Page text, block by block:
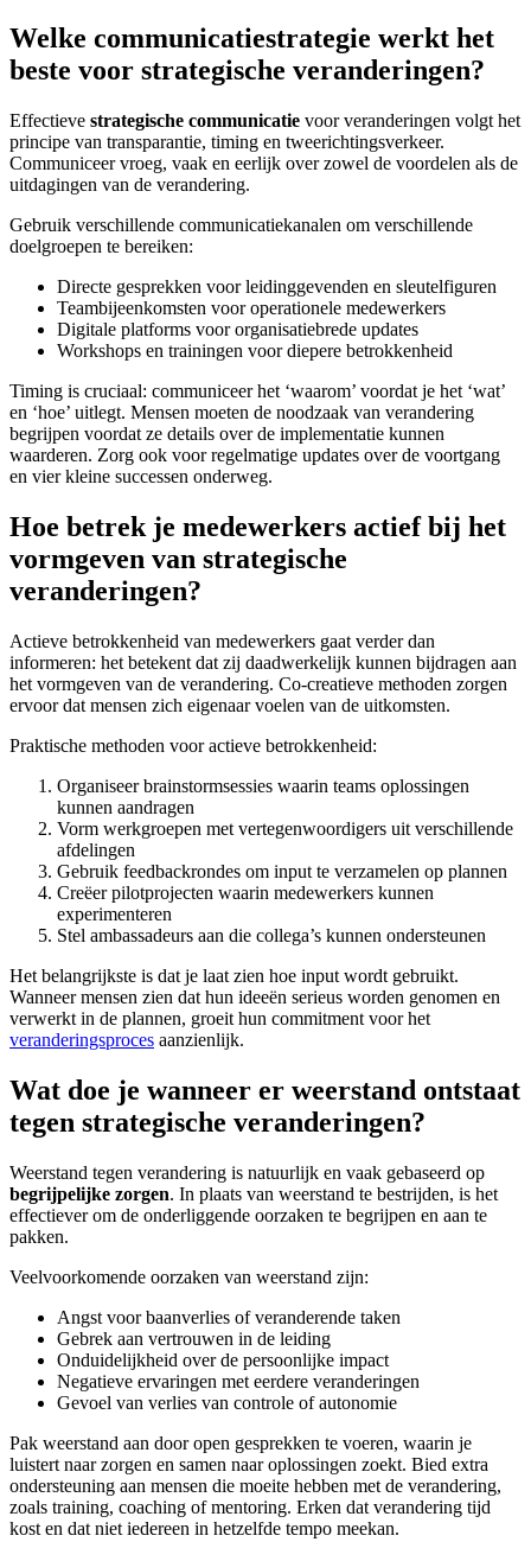
Welke communicatiestrategie werkt het
beste voor strategische veranderingen?
Effectieve strategische communicatie voor veranderingen volgt het
principe van transparantie, timing en tweerichtingsverkeer.
Communiceer vroeg, vaak en eerlijk over zowel de voordelen als de
uitdagingen van de verandering.
Gebruik verschillende communicatiekanalen om verschillende
doelgroepen te bereiken:
Directe gesprekken voor leidinggevenden en sleutelfiguren
Teambijeenkomsten voor operationele medewerkers
Digitale platforms voor organisatiebrede updates
Workshops en trainingen voor diepere betrokkenheid
Timing is cruciaal: communiceer het ‘waarom’ voordat je het ‘wat’
en ‘hoe’ uitlegt. Mensen moeten de noodzaak van verandering
begrijpen voordat ze details over de implementatie kunnen
waarderen. Zorg ook voor regelmatige updates over de voortgang
en vier kleine successen onderweg.
Hoe betrek je medewerkers actief bij het
vormgeven van strategische
veranderingen?
Actieve betrokkenheid van medewerkers gaat verder dan
informeren: het betekent dat zij daadwerkelijk kunnen bijdragen aan
het vormgeven van de verandering. Co-creatieve methoden zorgen
ervoor dat mensen zich eigenaar voelen van de uitkomsten.
Praktische methoden voor actieve betrokkenheid:
Organiseer brainstormsessies waarin teams oplossingen
kunnen aandragen
Vorm werkgroepen met vertegenwoordigers uit verschillende
afdelingen
Gebruik feedbackrondes om input te verzamelen op plannen
Creëer pilotprojecten waarin medewerkers kunnen
experimenteren
Stel ambassadeurs aan die collega’s kunnen ondersteunen
Het belangrijkste is dat je laat zien hoe input wordt gebruikt.
Wanneer mensen zien dat hun ideeën serieus worden genomen en
verwerkt in de plannen, groeit hun commitment voor het
veranderingsproces aanzienlijk.
Wat doe je wanneer er weerstand ontstaat
tegen strategische veranderingen?
Weerstand tegen verandering is natuurlijk en vaak gebaseerd op
begrijpelijke zorgen. In plaats van weerstand te bestrijden, is het
effectiever om de onderliggende oorzaken te begrijpen en aan te
pakken.
Veelvoorkomende oorzaken van weerstand zijn:
Angst voor baanverlies of veranderende taken
Gebrek aan vertrouwen in de leiding
Onduidelijkheid over de persoonlijke impact
Negatieve ervaringen met eerdere veranderingen
Gevoel van verlies van controle of autonomie
Pak weerstand aan door open gesprekken te voeren, waarin je
luistert naar zorgen en samen naar oplossingen zoekt. Bied extra
ondersteuning aan mensen die moeite hebben met de verandering,
zoals training, coaching of mentoring. Erken dat verandering tijd
kost en dat niet iedereen in hetzelfde tempo meekan.